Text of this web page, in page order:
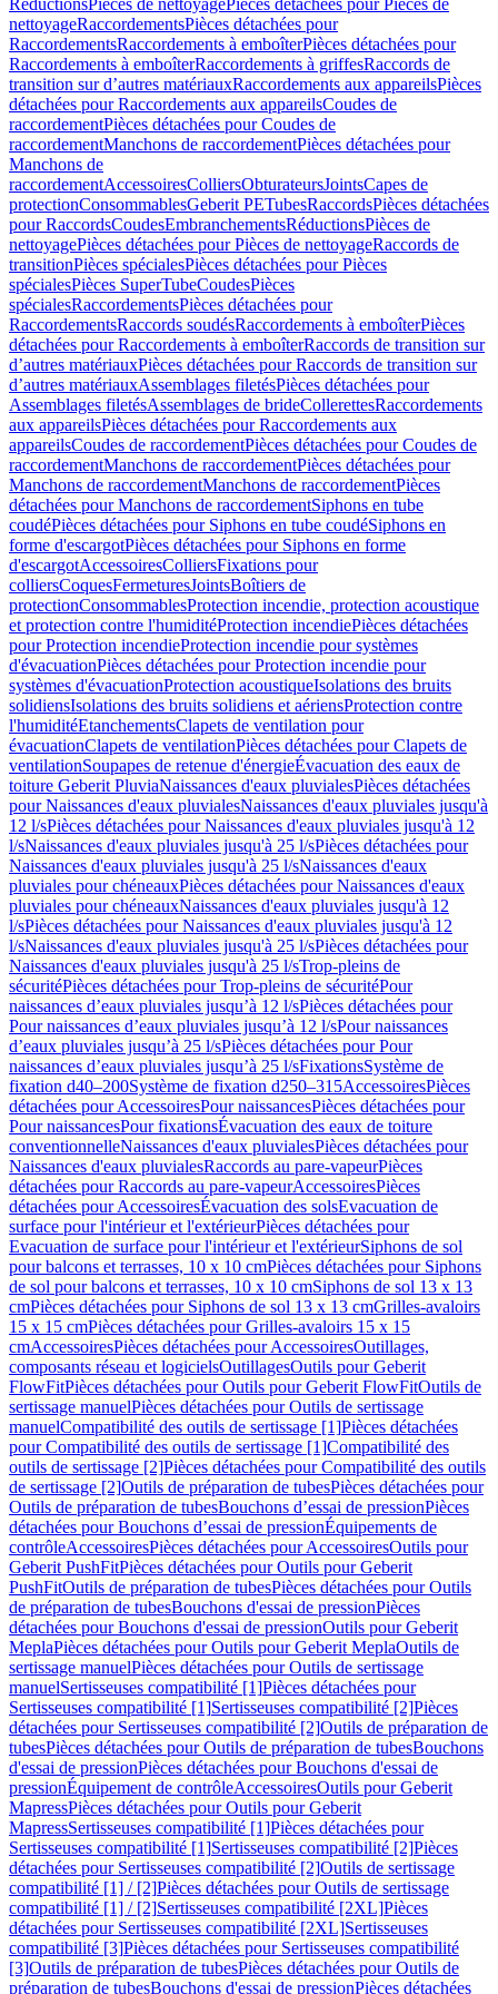
RéductionsPièces de nettoyagePièces détachées pour Pièces de
nettoyageRaccordementsPièces détachées pour
RaccordementsRaccordements à emboîterPièces détachées pour
Raccordements à emboîterRaccordements à griffesRaccords de
transition sur d’autres matériauxRaccordements aux appareilsPièces
détachées pour Raccordements aux appareilsCoudes de
raccordementPièces détachées pour Coudes de
raccordementManchons de raccordementPièces détachées pour
Manchons de
raccordementAccessoiresColliersObturateursJointsCapes de
protectionConsommablesGeberit PETubesRaccordsPièces détachées
pour RaccordsCoudesEmbranchementsRéductionsPièces de
nettoyagePièces détachées pour Pièces de nettoyageRaccords de
transitionPièces spécialesPièces détachées pour Pièces
spécialesPièces SuperTubeCoudesPièces
spécialesRaccordementsPièces détachées pour
RaccordementsRaccords soudésRaccordements à emboîterPièces
détachées pour Raccordements à emboîterRaccords de transition sur
d’autres matériauxPièces détachées pour Raccords de transition sur
d’autres matériauxAssemblages filetésPièces détachées pour
Assemblages filetésAssemblages de brideCollerettesRaccordements
aux appareilsPièces détachées pour Raccordements aux
appareilsCoudes de raccordementPièces détachées pour Coudes de
raccordementManchons de raccordementPièces détachées pour
Manchons de raccordementManchons de raccordementPièces
détachées pour Manchons de raccordementSiphons en tube
coudéPièces détachées pour Siphons en tube coudéSiphons en
forme d'escargotPièces détachées pour Siphons en forme
d'escargotAccessoiresColliersFixations pour
colliersCoquesFermeturesJointsBoîtiers de
protectionConsommablesProtection incendie, protection acoustique
et protection contre l'humiditéProtection incendiePièces détachées
pour Protection incendieProtection incendie pour systèmes
d'évacuationPièces détachées pour Protection incendie pour
systèmes d'évacuationProtection acoustiqueIsolations des bruits
solidiensIsolations des bruits solidiens et aériensProtection contre
l'humiditéEtanchementsClapets de ventilation pour
évacuationClapets de ventilationPièces détachées pour Clapets de
ventilationSoupapes de retenue d'énergieÉvacuation des eaux de
toiture Geberit PluviaNaissances d'eaux pluvialesPièces détachées
pour Naissances d'eaux pluvialesNaissances d'eaux pluviales jusqu'à
12 l/sPièces détachées pour Naissances d'eaux pluviales jusqu'à 12
l/sNaissances d'eaux pluviales jusqu'à 25 l/sPièces détachées pour
Naissances d'eaux pluviales jusqu'à 25 l/sNaissances d'eaux
pluviales pour chéneauxPièces détachées pour Naissances d'eaux
pluviales pour chéneauxNaissances d'eaux pluviales jusqu'à 12
l/sPièces détachées pour Naissances d'eaux pluviales jusqu'à 12
l/sNaissances d'eaux pluviales jusqu'à 25 l/sPièces détachées pour
Naissances d'eaux pluviales jusqu'à 25 l/sTrop-pleins de
sécuritéPièces détachées pour Trop-pleins de sécuritéPour
naissances d’eaux pluviales jusqu’à 12 l/sPièces détachées pour
Pour naissances d’eaux pluviales jusqu’à 12 l/sPour naissances
d’eaux pluviales jusqu’à 25 l/sPièces détachées pour Pour
naissances d’eaux pluviales jusqu’à 25 l/sFixationsSystème de
fixation d40–200Système de fixation d250–315AccessoiresPièces
détachées pour AccessoiresPour naissancesPièces détachées pour
Pour naissancesPour fixationsÉvacuation des eaux de toiture
conventionnelleNaissances d'eaux pluvialesPièces détachées pour
Naissances d'eaux pluvialesRaccords au pare-vapeurPièces
détachées pour Raccords au pare-vapeurAccessoiresPièces
détachées pour AccessoiresÉvacuation des solsEvacuation de
surface pour l'intérieur et l'extérieurPièces détachées pour
Evacuation de surface pour l'intérieur et l'extérieurSiphons de sol
pour balcons et terrasses, 10 x 10 cmPièces détachées pour Siphons
de sol pour balcons et terrasses, 10 x 10 cmSiphons de sol 13 x 13
cmPièces détachées pour Siphons de sol 13 x 13 cmGrilles-avaloirs
15 x 15 cmPièces détachées pour Grilles-avaloirs 15 x 15
cmAccessoiresPièces détachées pour AccessoiresOutillages,
composants réseau et logicielsOutillagesOutils pour Geberit
FlowFitPièces détachées pour Outils pour Geberit FlowFitOutils de
sertissage manuelPièces détachées pour Outils de sertissage
manuelCompatibilité des outils de sertissage [1]Pièces détachées
pour Compatibilité des outils de sertissage [1]Compatibilité des
outils de sertissage [2]Pièces détachées pour Compatibilité des outils
de sertissage [2]Outils de préparation de tubesPièces détachées pour
Outils de préparation de tubesBouchons d’essai de pressionPièces
détachées pour Bouchons d’essai de pressionÉquipements de
contrôleAccessoiresPièces détachées pour AccessoiresOutils pour
Geberit PushFitPièces détachées pour Outils pour Geberit
PushFitOutils de préparation de tubesPièces détachées pour Outils
de préparation de tubesBouchons d'essai de pressionPièces
détachées pour Bouchons d'essai de pressionOutils pour Geberit
MeplaPièces détachées pour Outils pour Geberit MeplaOutils de
sertissage manuelPièces détachées pour Outils de sertissage
manuelSertisseuses compatibilité [1]Pièces détachées pour
Sertisseuses compatibilité [1]Sertisseuses compatibilité [2]Pièces
détachées pour Sertisseuses compatibilité [2]Outils de préparation de
tubesPièces détachées pour Outils de préparation de tubesBouchons
d'essai de pressionPièces détachées pour Bouchons d'essai de
pressionÉquipement de contrôleAccessoiresOutils pour Geberit
MapressPièces détachées pour Outils pour Geberit
MapressSertisseuses compatibilité [1]Pièces détachées pour
Sertisseuses compatibilité [1]Sertisseuses compatibilité [2]Pièces
détachées pour Sertisseuses compatibilité [2]Outils de sertissage
compatibilité [1] / [2]Pièces détachées pour Outils de sertissage
compatibilité [1] / [2]Sertisseuses compatibilité [2XL]Pièces
détachées pour Sertisseuses compatibilité [2XL]Sertisseuses
compatibilité [3]Pièces détachées pour Sertisseuses compatibilité
[3]Outils de préparation de tubesPièces détachées pour Outils de
préparation de tubesBouchons d'essai de pressionPièces détachées